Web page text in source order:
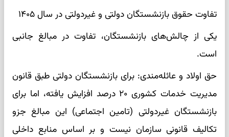
تفاوت حقوق بازنشستگان دولتی و غیردولتی در سال ۱۴۰۵
یکی از چالش‌های بازنشستگان، تفاوت در مبالغ جانبی
است.
حق اولاد و عائله‌مندی: برای بازنشستگان دولتی طبق قانون
مدیریت خدمات کشوری ۲۰ درصد افزایش یافته، اما برای
بازنشستگان غیردولتی (تامین اجتماعی) این مبالغ جزو
تکالیف قانونی سازمان نیست و بر اساس منابع داخلی